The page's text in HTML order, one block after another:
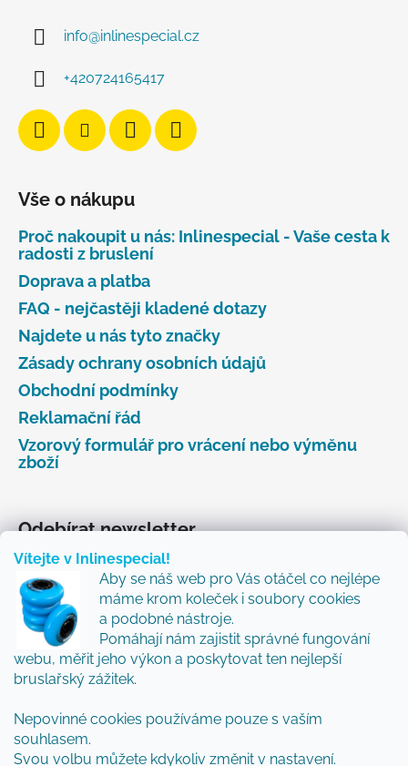
Vítejte v Inlinespecial!
Aby se náš web pro Vás otáčel co nejlépe
máme krom koleček i soubory cookies
a podobné nástroje.
Pomáhají nám zajistit správné fungování
webu, měřit jeho výkon a poskytovat ten nejlepší
bruslařský zážitek.
Nepovinné cookies používáme pouze s vaším
souhlasem.
Svou volbu můžete kdykoliv změnit v nastavení.
info@inlinespecial.cz
+420724165417
Vše o nákupu
Proč nakoupit u nás: Inlinespecial - Vaše cesta k
radosti z bruslení
Doprava a platba
FAQ - nejčastěji kladené dotazy
Najdete u nás tyto značky
Zásady ochrany osobních údajů
Obchodní podmínky
Reklamační řád
Vzorový formulář pro vrácení nebo výměnu
zboží
Odebírat newsletter
Vložte svůj e-mail a my vám budeme zasílat informace
o nových produktech na našem e-shopu.
Přidejte se k nám a my Vám budeme zasílat ty nejlepší
novinky a tipy.
E-mail
Vložením e-mailu souhlasíte spodmínkami
ochrany osobních údajů